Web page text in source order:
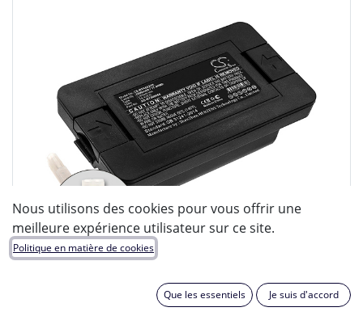
Nous utilisons des cookies pour vous offrir une
meilleure expérience utilisateur sur ce site.
Politique en matière de cookies
Que les essentiels Je suis d'accord